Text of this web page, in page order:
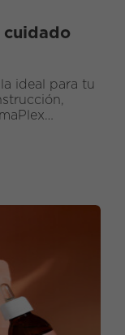
cuidado
ideal para tu